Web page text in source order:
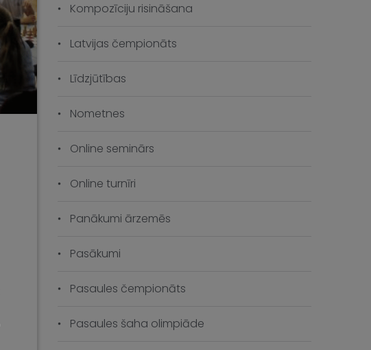
Kompozīciju risināšana
Latvijas čempionāts
Līdzjūtības
Nometnes
Online seminārs
Online turnīri
Panākumi ārzemēs
Pasākumi
Pasaules čempionāts
Pasaules šaha olimpiāde